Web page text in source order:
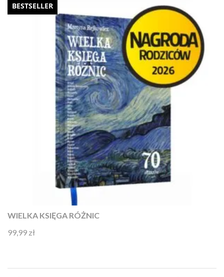
BESTSELLER
WIELKA KSIĘGA RÓŻNIC
Oceniono
99,99 zł